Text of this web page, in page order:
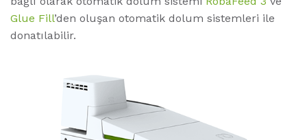
Glue Fill’den oluşan otomatik dolum sistemleri ile
donatılabilir.